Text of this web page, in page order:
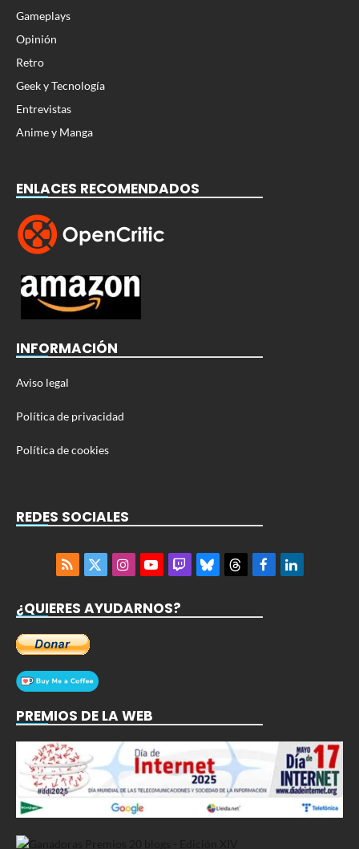
Gameplays
Opinión
Retro
Geek y Tecnología
Entrevistas
Anime y Manga
ENLACES RECOMENDADOS
INFORMACIÓN
Aviso legal
Política de privacidad
Política de cookies
REDES SOCIALES
RSS
X
InstagramYouTubeTwitchBlueskyThreadsFacebookLinkedIn
¿QUIERES AYUDARNOS?
PREMIOS DE LA WEB